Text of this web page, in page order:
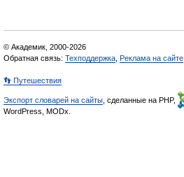
© Академик, 2000-2026
Обратная связь: Техподдержка Реклама на сайте
👣 Путешествия
Экспорт словарей на сайты , сделанные на PHP,
WordPress, MODx.